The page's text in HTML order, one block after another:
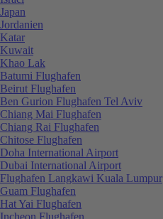
Japan
Jordanien
Katar
Kuwait
Khao Lak
Batumi Flughafen
Beirut Flughafen
Ben Gurion Flughafen Tel Aviv
Chiang Mai Flughafen
Chiang Rai Flughafen
Chitose Flughafen
Doha International Airport
Dubai International Airport
Flughafen Langkawi Kuala Lumpur
Guam Flughafen
Hat Yai Flughafen
Incheon Flughafen